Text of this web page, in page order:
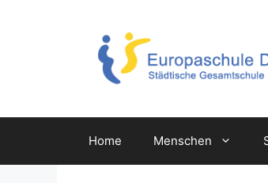
Home Menschen